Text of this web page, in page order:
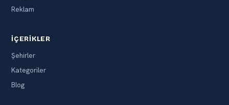
Reklam
İÇERIKLER
Şehirler
Kategoriler
Blog